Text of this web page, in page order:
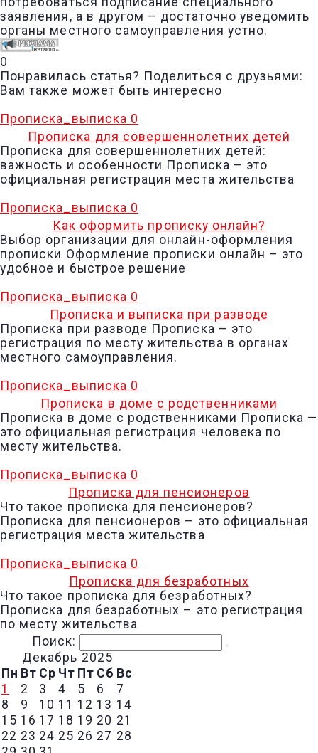
заявления, а в другом – достаточно уведомить
органы местного самоуправления устно.
0
Понравилась статья? Поделиться с друзьями:
Вам также может быть интересно
Прописка_выписка 0
Прописка для совершеннолетних детей
Прописка для совершеннолетних детей:
важность и особенности Прописка – это
официальная регистрация места жительства
Прописка_выписка 0
Как оформить прописку онлайн?
Выбор организации для онлайн-оформления
прописки Оформление прописки онлайн – это
удобное и быстрое решение
Прописка_выписка 0
Прописка и выписка при разводе
Прописка при разводе Прописка – это
регистрация по месту жительства в органах
местного самоуправления.
Прописка_выписка 0
Прописка в доме с родственниками
Прописка в доме с родственниками Прописка —
это официальная регистрация человека по
месту жительства.
Прописка_выписка 0
Прописка для пенсионеров
Что такое прописка для пенсионеров?
Прописка для пенсионеров – это официальная
регистрация места жительства
Прописка_выписка 0
Прописка для безработных
Что такое прописка для безработных?
Прописка для безработных – это регистрация
по месту жительства
Поиск:
Декабрь 2025
Пн Вт Ср Чт Пт Сб Вс
1
2 3 4 5 6
7
8
9 10 11 12 13 14
15 16 17 18 19 20 21
22 23 24 25 26 27 28